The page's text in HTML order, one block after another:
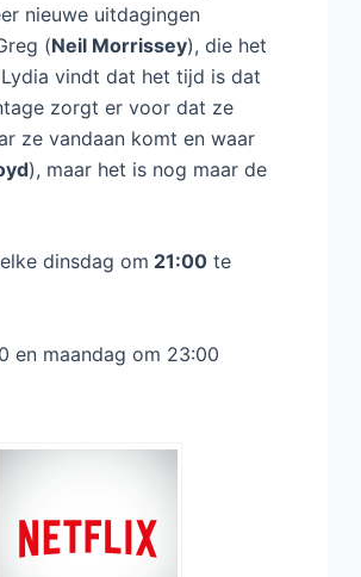
nieuwe uitdagingen
(Neil Morrissey), die het
vindt dat het tijd is dat
zorgt er voor dat ze
ze vandaan komt en waar
), maar het is nog maar de
elke dinsdag om 21:00 te
en maandag om 23:00